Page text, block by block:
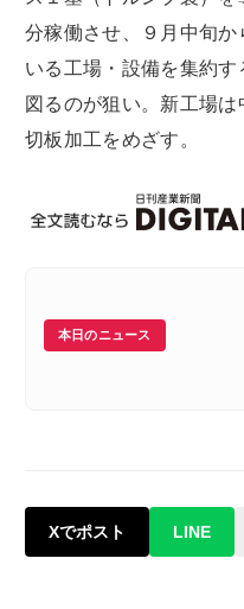
分稼働させ、９月中旬
いる工場・設備を集約
図るのが狙い。新工場
切板加工をめざす。
本日のニュース
Xでポスト LINE